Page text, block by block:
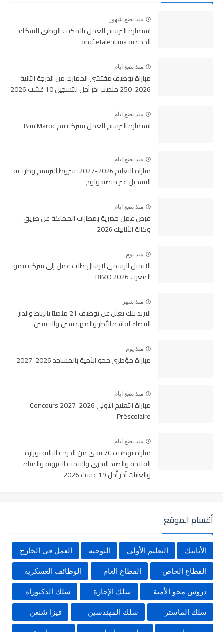
منذ بضع شهور
استمارة الترشيح للعمل بالمكتب الوطني للسكك
الحديدية oncf.etalent.ma
منذ بضع ايام
مباراة توظيف مفتشي الجمارك من الدرجة الثانية
2026: 250 منصب آخر أجل للتسجيل 10 غشت 2026
منذ بضع ايام
استمارة الترشيح للعمل بشركة بيم Bim Maroc
منذ بضع ايام
مباراة التعليم 2026-2027: شروط الترشيح وطريقة
التسجيل عبر منصة ولوج
منذ بضع ايام
فرص عمل حصرية بمطارات المملكة عن طريق
وكالة الأنابيك 2026
منذ يوم
الإيميل الرسمي لإرسال طلب عمل إلى شركة بيمو
المغرب BIMO 2026
منذ شهر
البريد بنك يعلن عن توظيف 21 منصبًا بالرباط والدار
البيضاء لفائدة الأطر والمهندسين والتقنيين
منذ يوم
مباراة مؤطري محو الأمية بالمساجد 2026-2027
منذ بضع ايام
مباراة التعليم الأولي 2026-2027 Concours
Préscolaire
منذ بضع ايام
مباراة توظيف 70 تقني من الدرجة الثالثة بوزارة
الفلاحة والصيد البحري والتنمية القروية والمياه
والغابات آخر أجل 19 غشت 2026
أقسام الموقع
الأنابيك التعليم الأولي التوجيه العمل في الخارج
القطاع الخاص القطاع العام الوظائف العسكرية
دروس محو الأمية سلك الإجازة سلك الدكتوراه
سلك الماستر سلك المهندسين فيزا شنغن